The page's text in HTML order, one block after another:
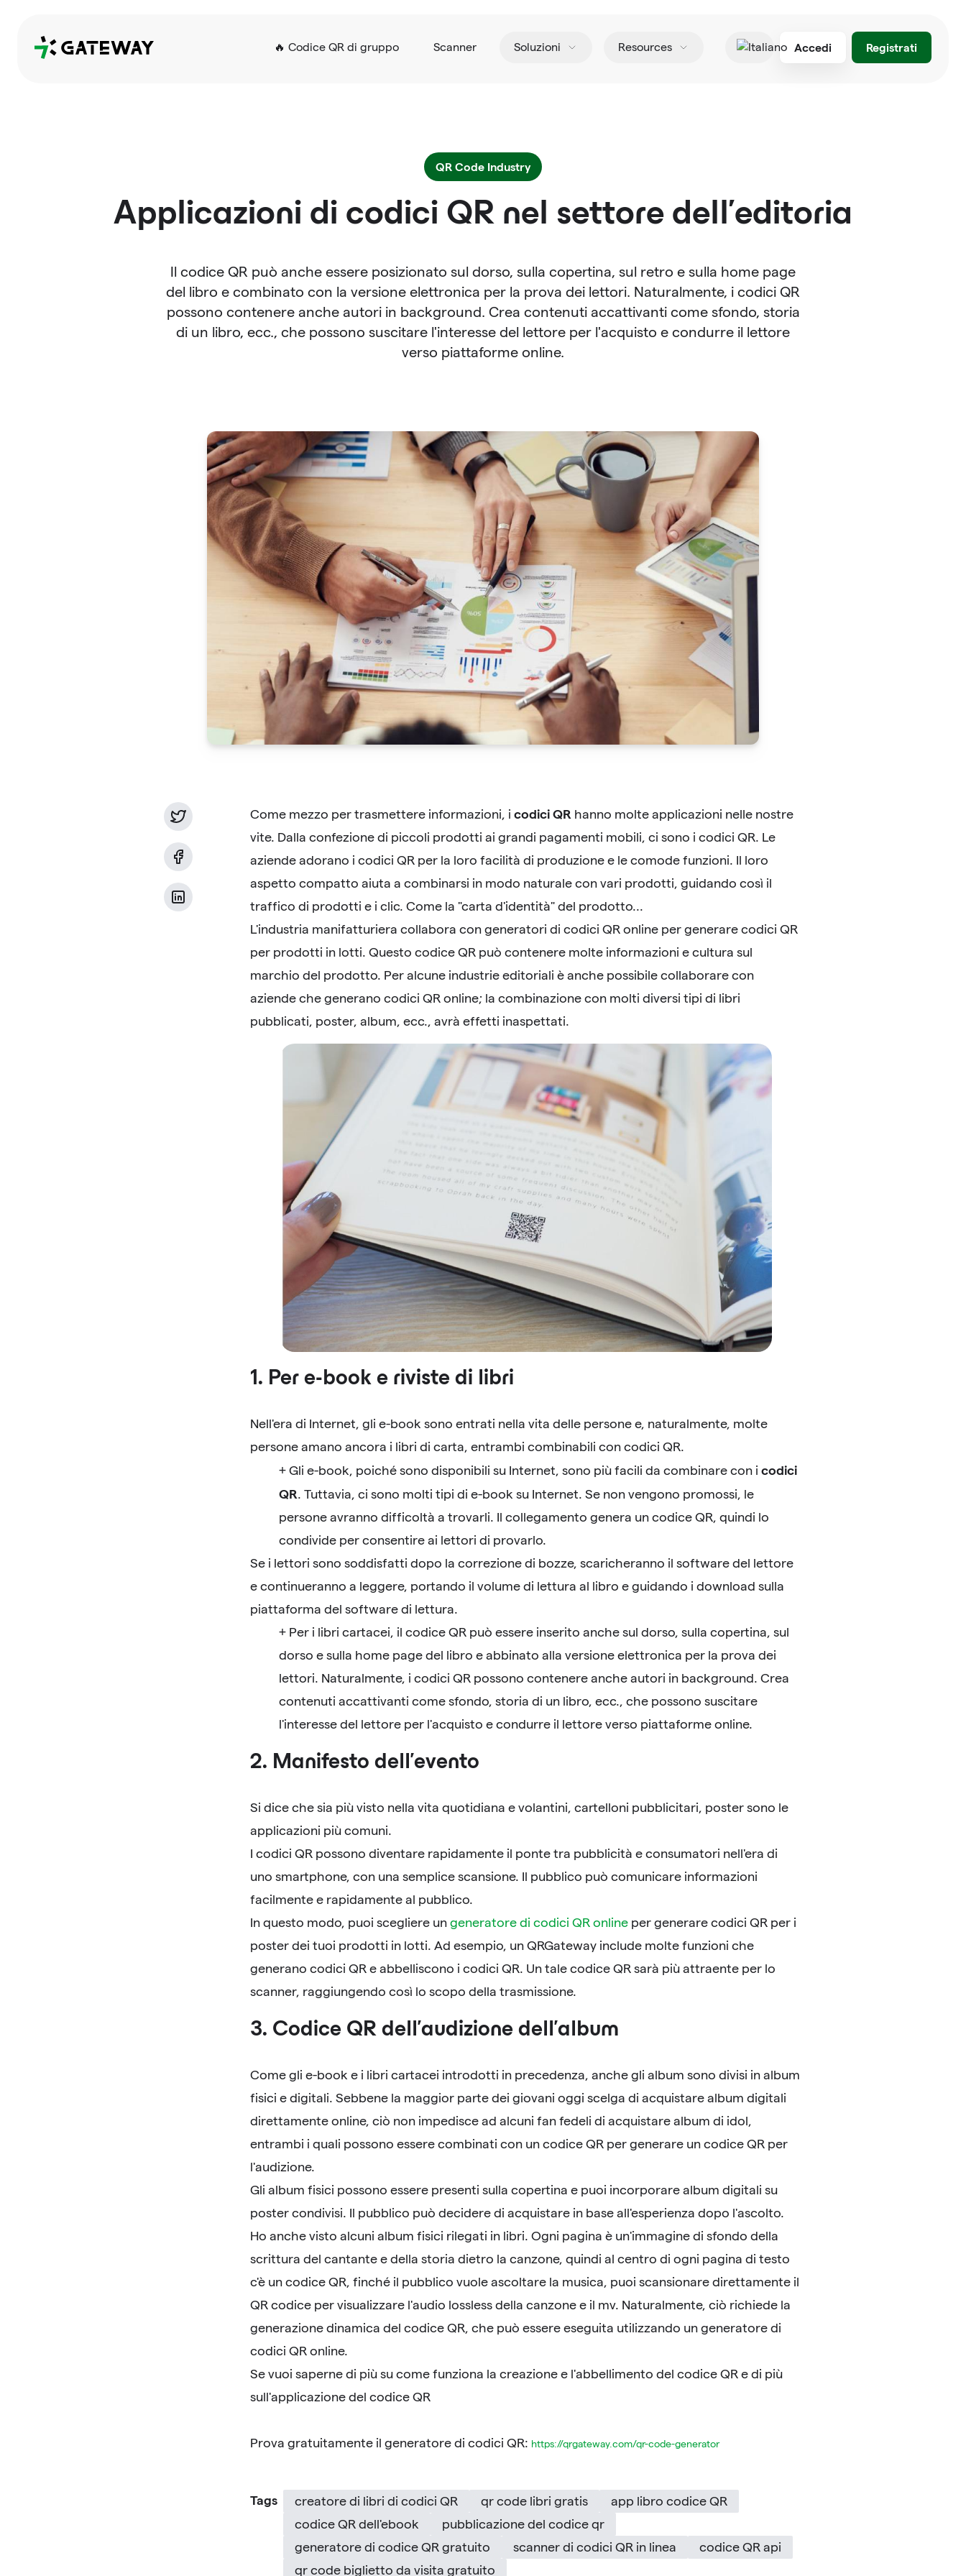
QRGateway 🔥 Codice QR di gruppo Scanner Soluzioni Resources
Italiano
Accedi Registrati
QR Code Industry
Applicazioni di codici QR nel settore dell'editoria
Il codice QR può anche essere posizionato sul dorso, sulla copertina, sul retro e sulla home page
del libro e combinato con la versione elettronica per la prova dei lettori. Naturalmente, i codici QR
possono contenere anche autori in background. Crea contenuti accattivanti come sfondo, storia
di un libro, ecc., che possono suscitare l'interesse del lettore per l'acquisto e condurre il lettore
verso piattaforme online.
Come mezzo per trasmettere informazioni, i codici QR hanno molte applicazioni nelle nostre
vite. Dalla confezione di piccoli prodotti ai grandi pagamenti mobili, ci sono i codici QR. Le
aziende adorano i codici QR per la loro facilità di produzione e le comode funzioni. Il loro
aspetto compatto aiuta a combinarsi in modo naturale con vari prodotti, guidando così il
traffico di prodotti e i clic. Come la "carta d'identità" del prodotto...
L'industria manifatturiera collabora con generatori di codici QR online per generare codici QR
per prodotti in lotti. Questo codice QR può contenere molte informazioni e cultura sul
marchio del prodotto. Per alcune industrie editoriali è anche possibile collaborare con
aziende che generano codici QR online; la combinazione con molti diversi tipi di libri
pubblicati, poster, album, ecc., avrà effetti inaspettati.
1. Per e-book e riviste di libri
Nell'era di Internet, gli e-book sono entrati nella vita delle persone e, naturalmente, molte
persone amano ancora i libri di carta, entrambi combinabili con codici QR.
+ Gli e-book, poiché sono disponibili su Internet, sono più facili da combinare con i codici
QR . Tuttavia, ci sono molti tipi di e-book su Internet. Se non vengono promossi, le
persone avranno difficoltà a trovarli. Il collegamento genera un codice QR, quindi lo
condivide per consentire ai lettori di provarlo.
Se i lettori sono soddisfatti dopo la correzione di bozze, scaricheranno il software del lettore
e continueranno a leggere, portando il volume di lettura al libro e guidando i download sulla
piattaforma del software di lettura.
+ Per i libri cartacei, il codice QR può essere inserito anche sul dorso, sulla copertina, sul
dorso e sulla home page del libro e abbinato alla versione elettronica per la prova dei
lettori. Naturalmente, i codici QR possono contenere anche autori in background. Crea
contenuti accattivanti come sfondo, storia di un libro, ecc., che possono suscitare
l'interesse del lettore per l'acquisto e condurre il lettore verso piattaforme online.
2. Manifesto dell'evento
Si dice che sia più visto nella vita quotidiana e volantini, cartelloni pubblicitari, poster sono le
applicazioni più comuni.
I codici QR possono diventare rapidamente il ponte tra pubblicità e consumatori nell'era di
uno smartphone, con una semplice scansione. Il pubblico può comunicare informazioni
facilmente e rapidamente al pubblico.
In questo modo, puoi scegliere un generatore di codici QR online per generare codici QR per i
poster dei tuoi prodotti in lotti. Ad esempio, un QRGateway include molte funzioni che
generano codici QR e abbelliscono i codici QR. Un tale codice QR sarà più attraente per lo
scanner, raggiungendo così lo scopo della trasmissione.
3. Codice QR dell'audizione dell'album
Come gli e-book e i libri cartacei introdotti in precedenza, anche gli album sono divisi in album
fisici e digitali. Sebbene la maggior parte dei giovani oggi scelga di acquistare album digitali
direttamente online, ciò non impedisce ad alcuni fan fedeli di acquistare album di idol,
entrambi i quali possono essere combinati con un codice QR per generare un codice QR per
l'audizione.
Gli album fisici possono essere presenti sulla copertina e puoi incorporare album digitali su
poster condivisi. Il pubblico può decidere di acquistare in base all'esperienza dopo l'ascolto.
Ho anche visto alcuni album fisici rilegati in libri. Ogni pagina è un'immagine di sfondo della
scrittura del cantante e della storia dietro la canzone, quindi al centro di ogni pagina di testo
c'è un codice QR, finché il pubblico vuole ascoltare la musica, puoi scansionare direttamente il
QR codice per visualizzare l'audio lossless della canzone e il mv. Naturalmente, ciò richiede la
generazione dinamica del codice QR, che può essere eseguita utilizzando un generatore di
codici QR online.
Se vuoi saperne di più su come funziona la creazione e l'abbellimento del codice QR e di più
sull'applicazione del codice QR
Prova gratuitamente il generatore di codici QR: https://qrgateway.com/qr-code-generator
Tags creatore di libri di codici QR qr code libri gratis
app libro codice QR
codice QR dell'ebook
pubblicazione del codice qr
generatore di codice QR gratuito
scanner di codici QR in linea
codice QR api
qr code biglietto da visita gratuito